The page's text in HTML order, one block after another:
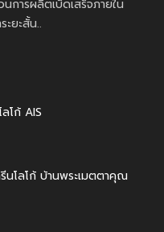
การผลิตเบ็ดเสร็จภายใน
ะยะสั้น..
โก้ AIS
โลโก้ บ้านพระเมตตาคุณ